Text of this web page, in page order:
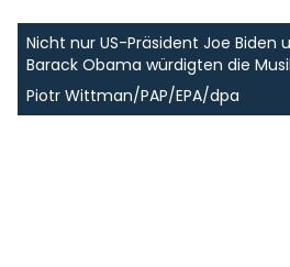
Nicht nur US-Präsident Joe Biden
Barack Obama würdigten die
Piotr Wittman/PAP/EPA/dpa